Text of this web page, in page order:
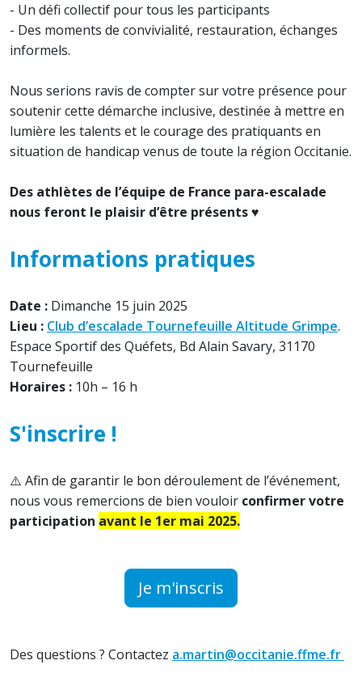
​​- Un défi collectif pour tous les participants
​- Des moments de convivialité, restauration, échanges
informels.
Nous serions ravis de compter sur votre présence pour
soutenir cette démarche inclusive, destinée à mettre en
lumière les talents et le courage des pratiquants en
situation de handicap venus de toute la région Occitanie.
Des athlètes de l’équipe de France para-escalade
nous feront le plaisir d’être présents ♥
Informations pratiques
Date : Dimanche 15 juin 2025
​Lieu : Club d’escalade Tournefeuille Altitude Grimpe.
Espace Sportif des Quéfets, Bd Alain Savary, 31170
Tournefeuille
Horaires : 10h – 16 h
S'inscrire !
⚠️​ Afin de garantir le bon déroulement de l’événement,
nous vous remercions de bien vouloir confirmer votre
participation avant le 1er mai 2025.
Je m'inscris
Des questions ? Contactez a.martin@occitanie.ffme.fr